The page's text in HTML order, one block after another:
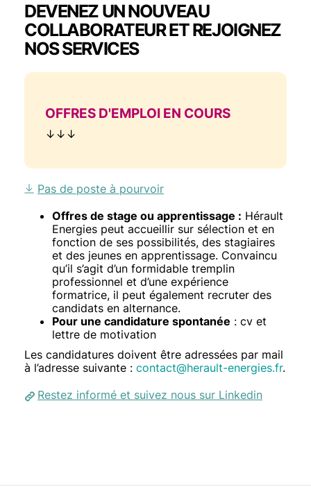
DEVENEZ UN NOUVEAU
COLLABORATEUR ET REJOIGNEZ
NOS SERVICES
TITRE
OFFRES D'EMPLOI EN COURS
Texte
↓↓↓
Libellé
Pas de poste à pourvoir
TexteOffres de stage ou apprentissage : Hérault
Energies peut accueillir sur sélection et en
fonction de ses possibilités, des stagiaires
et des jeunes en apprentissage. Convaincu
qu’il s’agit d’un formidable tremplin
professionnel et d’une expérience
formatrice, il peut également recruter des
candidats en alternance.
Pour une candidature spontanée : cv et
lettre de motivation
Les candidatures doivent être adressées par mail
à l’adresse suivante : contact@herault-energies.fr.
Restez informé et suivez nous sur Linkedin